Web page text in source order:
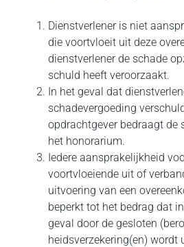
Dienstverlener is niet
die voortvloeit uit deze
dienstverlener de schade
schuld heeft veroorzaakt.
In het geval dat
schadevergoeding
opdrachtgever bedraagt de
het honorarium.
Iedere aansprakelijkheid
voortvloeiende uit of
uitvoering van een
beperkt tot het bedrag dat
geval door de gesloten
heidsverzekering(en) wordt